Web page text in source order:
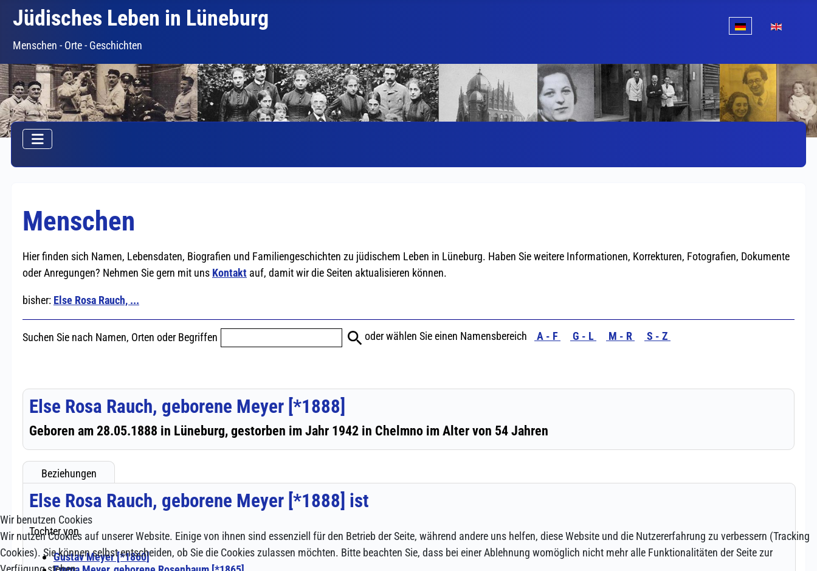
Jüdisches Leben in Lüneburg
Menschen - Orte - Geschichten
Wir benutzen Cookies
Wir nutzen Cookies auf unserer Website. Einige von ihnen sind essenziell für den Betrieb der Seite, während andere uns helfen, diese Website und die Nutzererfahrung zu verbessern (Tracking
Cookies). Sie können selbst entscheiden, ob Sie die Cookies zulassen möchten. Bitte beachten Sie, dass bei einer Ablehnung womöglich nicht mehr alle Funktionalitäten der Seite zur